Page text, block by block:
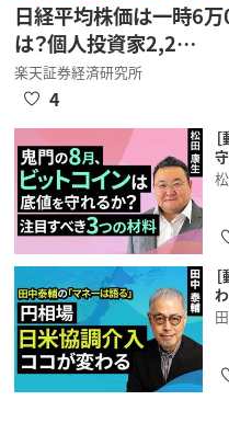
日経平均株価は一時6
は？個人投資家2,2…
楽天証券経済研究所
4